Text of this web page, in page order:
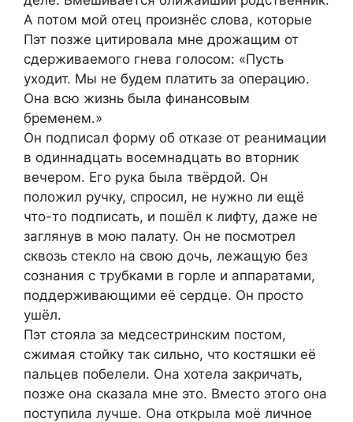
А потом мой отец произнёс слова, которые
Пэт позже цитировала мне дрожащим от
сдерживаемого гнева голосом: «Пусть
уходит. Мы не будем платить за операцию.
Она всю жизнь была финансовым
бременем.»
Он подписал форму об отказе от реанимации
в одиннадцать восемнадцать во вторник
вечером. Его рука была твёрдой. Он
положил ручку, спросил, не нужно ли ещё
что-то подписать, и пошёл к лифту, даже не
заглянув в мою палату. Он не посмотрел
сквозь стекло на свою дочь, лежащую без
сознания с трубками в горле и аппаратами,
поддерживающими её сердце. Он просто
ушёл.
Пэт стояла за медсестринским постом,
сжимая стойку так сильно, что костяшки её
пальцев побелели. Она хотела закричать,
позже она сказала мне это. Вместо этого она
поступила лучше. Она открыла моё личное